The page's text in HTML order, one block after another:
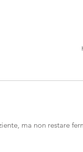
ma non restare